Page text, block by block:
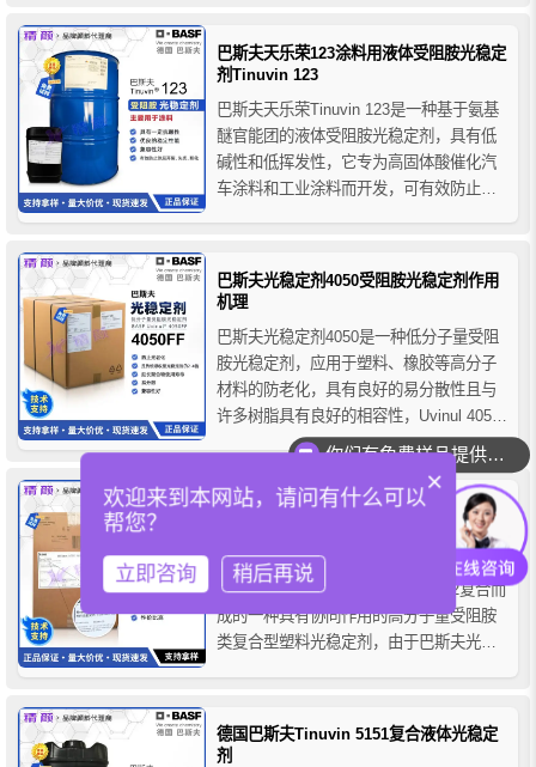
性，并由于不吸收可见光谱，所以不会影
响聚合物的颜色。
巴斯夫天乐荣123涂料用液体受阻胺光稳定
剂Tinuvin 123
巴斯夫天乐荣Tinuvin 123是一种基于氨基
醚官能团的液体受阻胺光稳定剂，具有低
碱性和低挥发性，它专为高固体酸催化汽
车涂料和工业涂料而开发，可有效防止涂
使用寿命，它的低碱度允许在酸催化涂料
和含有酸性颜料的涂料中配制。
巴斯夫光稳定剂4050受阻胺光稳定剂作用
机理
巴斯夫光稳定剂4050是一种低分子量受阻
胺光稳定剂，应用于塑料、橡胶等高分子
材料的防老化，具有良好的易分散性且与
许多树脂具有良好的相容性，Uvinul 4050
光稳定剂与颜料具有良好的相容性，对塑
料加工性能无不利影响，推荐用于聚苯乙
烯，抗冲聚苯乙烯，ABS、SAN、ASA、
聚丙烯、冲击改性聚丙烯（TPO）、
巴斯夫783光稳定剂TINUVIN 783FDL复合
巴斯夫TINUVIN 783FDL光稳定剂是由
CHIMASSORB 944和TINUVIN 622复合而
成的一种具有协同作用的高分子量受阻胺
类复合型塑料光稳定剂，由于巴斯夫光稳
性，它与颜料之间兼容性好，对基体初期
着色没有负面效果，可有效保护聚合物
德国巴斯夫Tinuvin 5151复合液体光稳定
剂
你们有免费样品提供吗？
×
欢迎来到本网站，请问有什么可以
帮您？
立即咨询 稍后再说